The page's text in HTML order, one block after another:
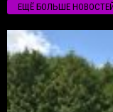
ЕЩЁ БОЛЬШЕ